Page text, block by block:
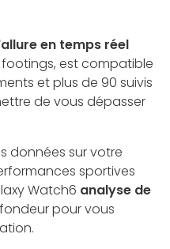
en temps réel
est compatible
et plus de 90 suivis
de vous dépasser
données sur votre
sportives
Watch6 analyse de
pour vous